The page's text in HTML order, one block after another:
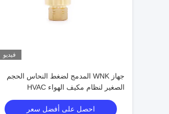
فيديو
جهاز WNK المدمج لضغط النحاس الحجم
الصغير لنظام مكيف الهواء HVAC
احصل على أفضل سعر